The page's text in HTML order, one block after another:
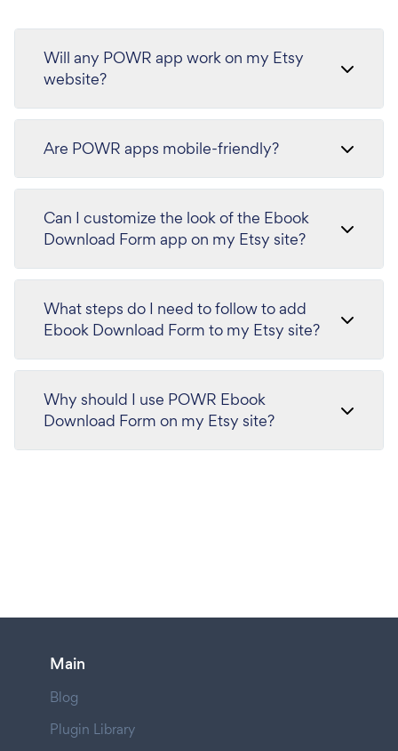
Will any POWR app work on my Etsy
website?
Are POWR apps mobile-friendly?
Can I customize the look of the Ebook
Download Form app on my Etsy site?
What steps do I need to follow to add
Ebook Download Form to my Etsy site?
Why should I use POWR Ebook
Download Form on my Etsy site?
Main
Blog
Plugin Library